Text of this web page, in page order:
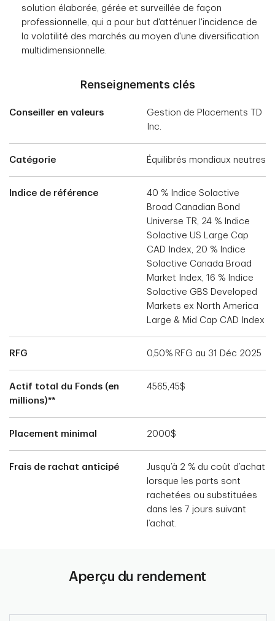
solution élaborée, gérée et surveillée de façon
professionnelle, qui a pour but d'atténuer l'incidence de
la volatilité des marchés au moyen d'une diversification
multidimensionnelle.
Renseignements clés
Conseiller en valeurs
Gestion de Placements TD
Inc.
Catégorie Équilibrés mondiaux neutres
Indice de référence
40 % Indice Solactive
Broad Canadian Bond
Universe TR, 24 % Indice
Solactive US Large Cap
CAD Index, 20 % Indice
Solactive Canada Broad
Market Index, 16 % Indice
Solactive GBS Developed
Markets ex North America
Large & Mid Cap CAD Index
RFG 0,50% RFG au 31 Déc 2025
Actif total du Fonds (en
millions)**
4565,45$
Placement minimal 2000$
Frais de rachat anticipé
Jusqu’à 2 % du coût d’achat
lorsque les parts sont
rachetées ou substituées
dans les 7 jours suivant
l’achat.
Aperçu du rendement